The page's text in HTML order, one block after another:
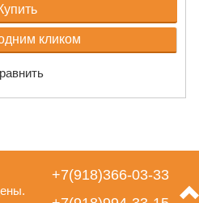
кликом
+7(918)366-03-33